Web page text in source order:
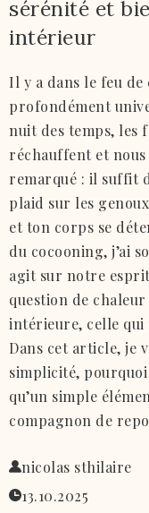
sérénité et
intérieur
Il y a dans le feu de
profondément
nuit des temps, les
réchauffent et
remarqué : il suffit
plaid sur les
et ton corps se
du cocooning, j’ai
agit sur notre
question de
intérieure, celle qui
Dans cet article, je
simplicité,
qu’un simple
compagnon de
nicolas sthilaire
13.10.2025